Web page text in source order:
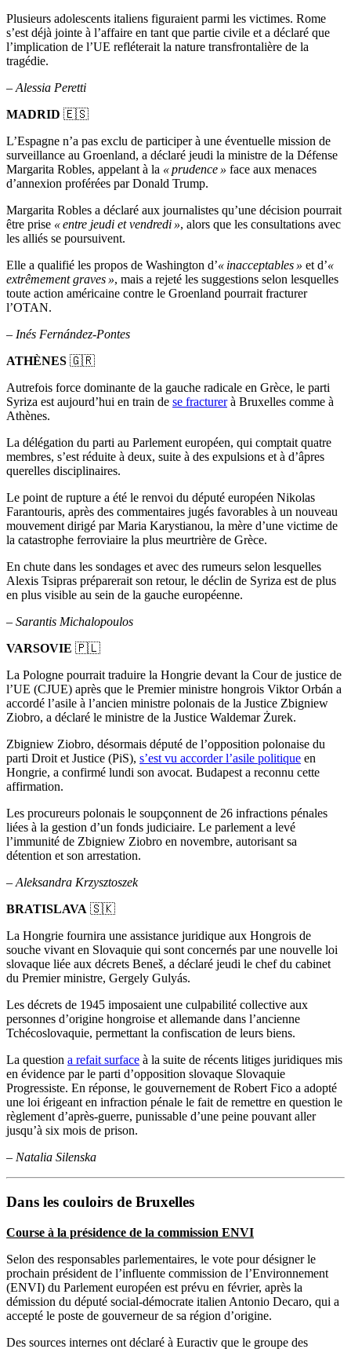
Plusieurs adolescents italiens figuraient parmi les victimes. Rome
s’est déjà jointe à l’affaire en tant que partie civile et a déclaré que
l’implication de l’UE refléterait la nature transfrontalière de la
tragédie.
– Alessia Peretti
MADRID 🇪🇸
L’Espagne n’a pas exclu de participer à une éventuelle mission de
surveillance au Groenland, a déclaré jeudi la ministre de la Défense
Margarita Robles, appelant à la « prudence » face aux menaces
d’annexion proférées par Donald Trump.
Margarita Robles a déclaré aux journalistes qu’une décision pourrait
être prise « entre jeudi et vendredi », alors que les consultations avec
les alliés se poursuivent.
Elle a qualifié les propos de Washington d’« inacceptables » et d’«
extrêmement graves », mais a rejeté les suggestions selon lesquelles
toute action américaine contre le Groenland pourrait fracturer
l’OTAN.
– Inés Fernández-Pontes
ATHÈNES 🇬🇷
Autrefois force dominante de la gauche radicale en Grèce, le parti
Syriza est aujourd’hui en train de se fracturerà Bruxelles comme à
Athènes.
La délégation du parti au Parlement européen, qui comptait quatre
membres, s’est réduite à deux, suite à des expulsions et à d’âpres
querelles disciplinaires.
Le point de rupture a été le renvoi du député européen Nikolas
Farantouris, après des commentaires jugés favorables à un nouveau
mouvement dirigé par Maria Karystianou, la mère d’une victime de
la catastrophe ferroviaire la plus meurtrière de Grèce.
En chute dans les sondages et avec des rumeurs selon lesquelles
Alexis Tsipras préparerait son retour, le déclin de Syriza est de plus
en plus visible au sein de la gauche européenne.
– Sarantis Michalopoulos
VARSOVIE 🇵🇱
La Pologne pourrait traduire la Hongrie devant la Cour de justice de
l’UE (CJUE) après que le Premier ministre hongrois Viktor Orbán a
accordé l’asile à l’ancien ministre polonais de la Justice Zbigniew
Ziobro, a déclaré le ministre de la Justice Waldemar Żurek.
Zbigniew Ziobro, désormais député de l’opposition polonaise du
parti Droit et Justice (PiS), s’est vu accorder l’asile politique en
Hongrie, a confirmé lundi son avocat. Budapest a reconnu cette
affirmation.
Les procureurs polonais le soupçonnent de 26 infractions pénales
liées à la gestion d’un fonds judiciaire. Le parlement a levé
l’immunité de Zbigniew Ziobro en novembre, autorisant sa
détention et son arrestation.
– Aleksandra Krzysztoszek
BRATISLAVA 🇸🇰
La Hongrie fournira une assistance juridique aux Hongrois de
souche vivant en Slovaquie qui sont concernés par une nouvelle loi
slovaque liée aux décrets Beneš, a déclaré jeudi le chef du cabinet
du Premier ministre, Gergely Gulyás.
Les décrets de 1945 imposaient une culpabilité collective aux
personnes d’origine hongroise et allemande dans l’ancienne
Tchécoslovaquie, permettant la confiscation de leurs biens.
La question a refait surface à la suite de récents litiges juridiques mis
en évidence par le parti d’opposition slovaque Slovaquie
Progressiste. En réponse, le gouvernement de Robert Fico a adopté
une loi érigeant en infraction pénale le fait de remettre en question le
règlement d’après-guerre, punissable d’une peine pouvant aller
jusqu’à six mois de prison.
– Natalia Silenska
Dans les couloirs de Bruxelles
Course à la présidence de la commission ENVI
Selon des responsables parlementaires, le vote pour désigner le
prochain président de l’influente commission de l’Environnement
(ENVI) du Parlement européen est prévu en février, après la
démission du député social-démocrate italien Antonio Decaro, qui a
accepté le poste de gouverneur de sa région d’origine.
Des sources internes ont déclaré à Euractiv que le groupe des